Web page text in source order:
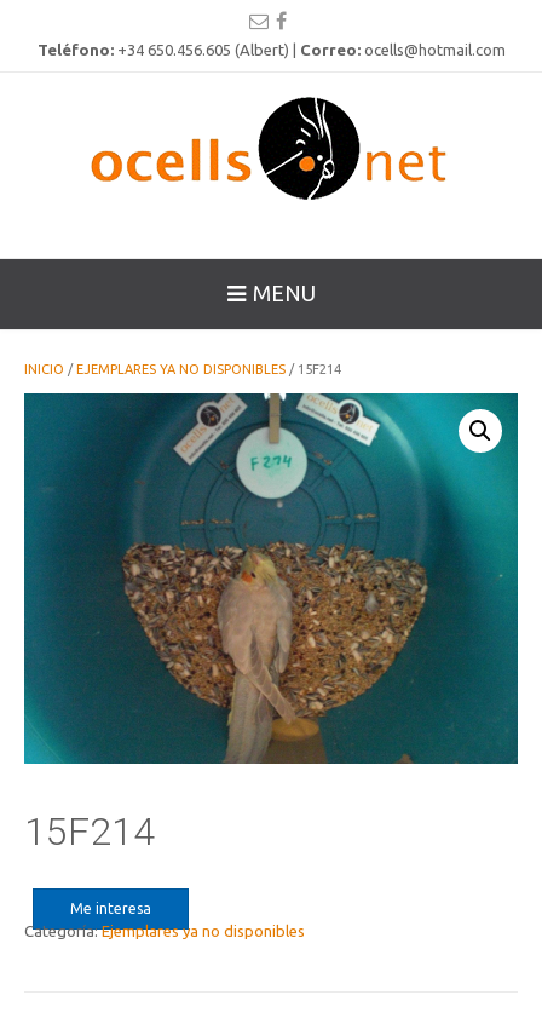
Teléfono:+34 650.456.605 (Albert) | Correo: ocells@hotmail.com
MENU
INICIO /EJEMPLARES YA NO DISPONIBLES / 15F214
15F214
Me interesa
Categoría:Ejemplares ya no disponibles